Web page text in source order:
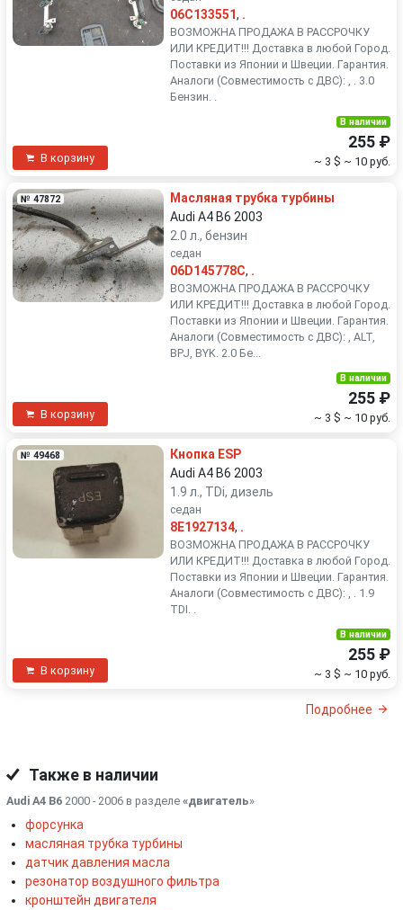
06C133551, .
ВОЗМОЖНА ПРОДАЖА В РАССРОЧКУ
ИЛИ КРЕДИТ!!! Доставка в любой Город.
Поставки из Японии и Швеции. Гарантия.
Аналоги (Совместимость с ДВС): , . 3.0
Бензин. .
В корзину
В наличии
255 ₽
~ 3 $ ~ 10 руб.
№ 47872
Масляная трубка турбины
Audi A4 B6 2003
2.0 л., бензин
седан
06D145778C, .
ВОЗМОЖНА ПРОДАЖА В РАССРОЧКУ
ИЛИ КРЕДИТ!!! Доставка в любой Город.
Поставки из Японии и Швеции. Гарантия.
Аналоги (Совместимость с ДВС): , ALT,
BPJ, BYK. 2.0 Бе...
В корзину
В наличии
255 ₽
~ 3 $ ~ 10 руб.
№ 49468
Кнопка ESP
Audi A4 B6 2003
1.9 л., TDi, дизель
седан
8E1927134, .
ВОЗМОЖНА ПРОДАЖА В РАССРОЧКУ
ИЛИ КРЕДИТ!!! Доставка в любой Город.
Поставки из Японии и Швеции. Гарантия.
Аналоги (Совместимость с ДВС): , . 1.9
TDI. .
В корзину
В наличии
255 ₽
~ 3 $ ~ 10 руб.
Подробнее
Также в наличии
Audi A4 B6 2000 - 2006 в разделе «двигатель»
форсунка
масляная трубка турбины
датчик давления масла
резонатор воздушного фильтра
кронштейн двигателя